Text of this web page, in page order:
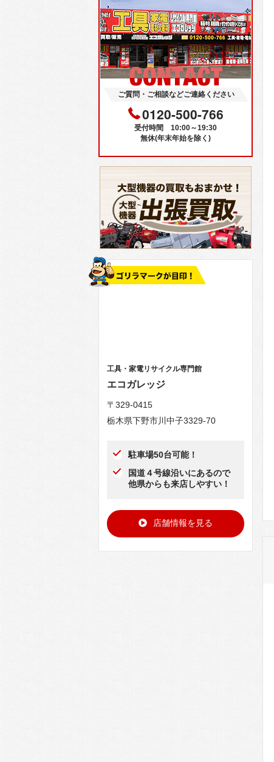
ご質問・ご相談などご連絡ください
0120-500-766
受付時間 10:00～19:30
無休(年末年始を除く)
工具・家電リサイクル専門館
エコガレッジ
〒329-0415
栃木県下野市川中子3329-70
駐車場50台可能！
国道４号線沿いにあるので
他県からも来店しやすい！
店舗情報を見る